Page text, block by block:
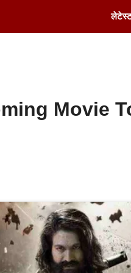
Movie